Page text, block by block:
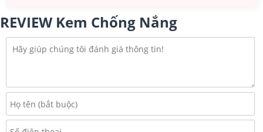
REVIEW Kem Chống Nắng